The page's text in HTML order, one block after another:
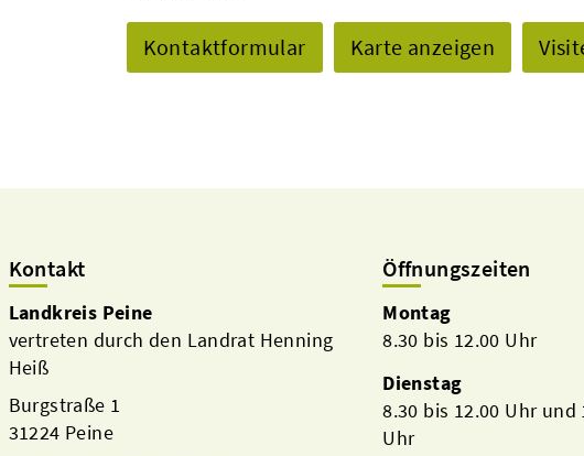
Kontaktformular Karte anzeigen
Kontakt
Landkreis Peine
vertreten durch den Landrat Henning
Heiß
Burgstraße 1
31224 Peine
Öffnungszeiten
Montag
8.30 bis 12.00 Uhr
Dienstag
8.30 bis 12.00 Uhr und
Uhr